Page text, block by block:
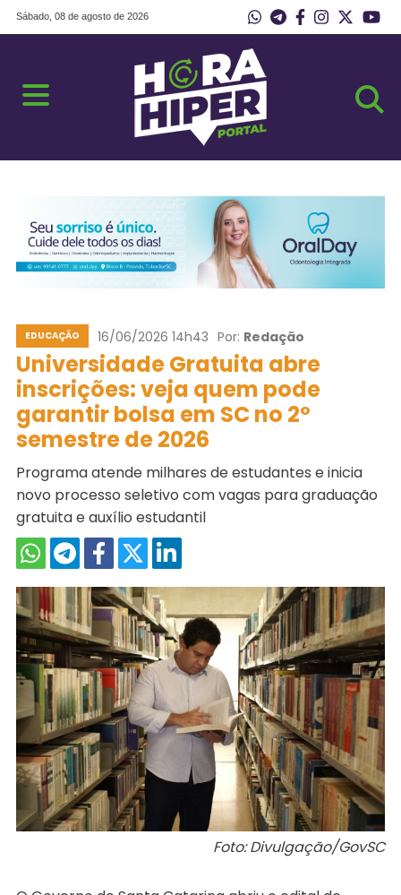
Sábado, 08 de agosto de 2026
EDUCAÇÃO 16/06/2026 14h43 Por: Redação
Universidade Gratuita abre
inscrições: veja quem pode
garantir bolsa em SC no 2º
semestre de 2026
Programa atende milhares de estudantes e inicia
novo processo seletivo com vagas para graduação
gratuita e auxílio estudantil
Foto: Divulgação/GovSC